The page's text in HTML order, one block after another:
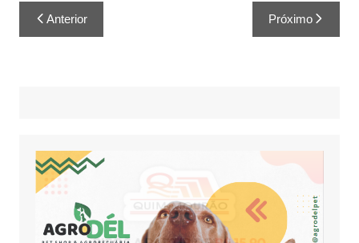
Anterior Próximo